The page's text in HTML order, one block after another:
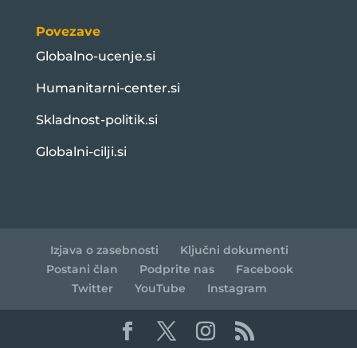
Povezave
Globalno-ucenje.si
Humanitarni-center.si
Skladnost-politik.si
Globalni-cilji.si
Izjava o zasebnosti
Ključni dokumenti
Postani član
Podprite nas
Facebook
Twitter
YouTube Instagram